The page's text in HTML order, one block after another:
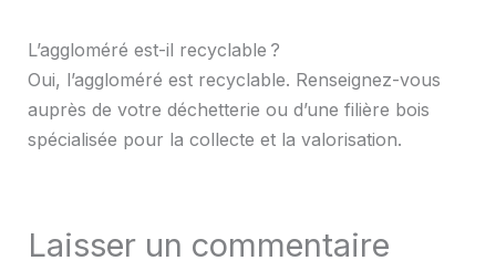
L’aggloméré est-il recyclable ?
Oui, l’aggloméré est recyclable. Renseignez-vous
auprès de votre déchetterie ou d’une filière bois
spécialisée pour la collecte et la valorisation.
Laisser un commentaire